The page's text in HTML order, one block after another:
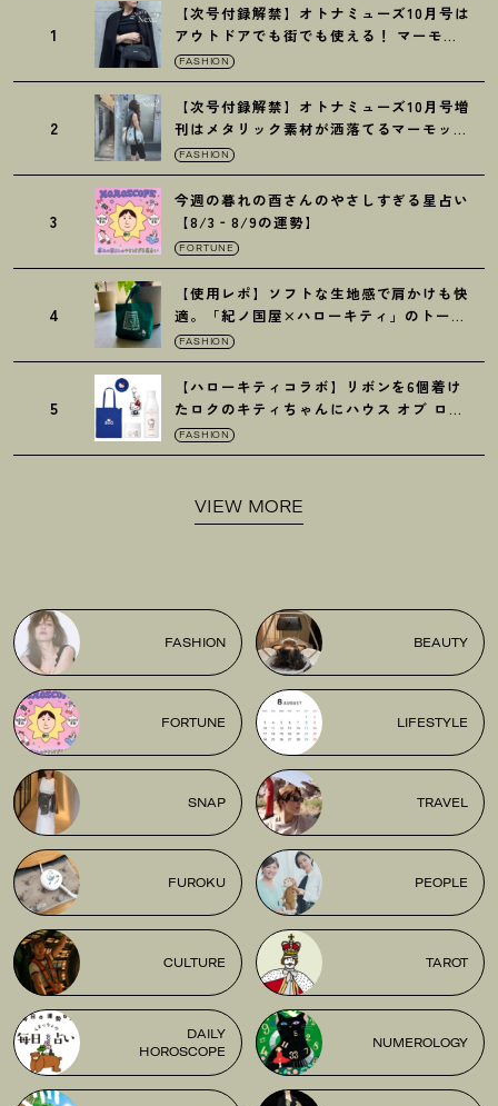
1
【次号付録解禁】オトナミューズ10月号は
アウトドアでも街でも使える ！ マーモッ
トの黒ショルダー
FASHION
2
【次号付録解禁】オトナミューズ10月号増
刊はメタリック素材が洒落てるマーモット
の保冷バッグ
FASHION
3
今週の暮れの酉さんのやさしすぎる星占い
【8/3‐8/9の運勢】
FORTUNE
4
【使用レポ】ソフトな生地感で肩かけも快
適。「紀ノ国屋×ハローキティ」のトート
がガシガシ使えて最高です
FASHION
5
【ハローキティコラボ】リボンを6個着け
たロクのキティちゃんにハウス オブ ロー
ゼの限定パケも
FASHION
VIEW MORE
FASHION BEAUTY
FORTUNE LIFESTYLE
SNAP TRAVEL
FUROKU PEOPLE
CULTURE TAROT
DAILY
HOROSCOPE
NUMEROLOGY